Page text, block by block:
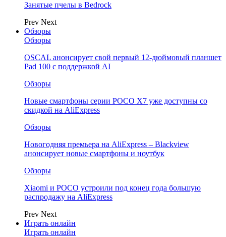
Занятые пчелы в Bedrock
Prev Next
Обзоры
Обзоры
OSCAL анонсирует свой первый 12-дюймовый планшет
Pad 100 с поддержкой AI
Обзоры
Новые смартфоны серии POCO X7 уже доступны со
скидкой на AliExpress
Обзоры
Новогодняя премьера на AliExpress – Blackview
анонсирует новые смартфоны и ноутбук
Обзоры
Xiaomi и POCO устроили под конец года большую
распродажу на AliExpress
Prev Next
Играть онлайн
Играть онлайн